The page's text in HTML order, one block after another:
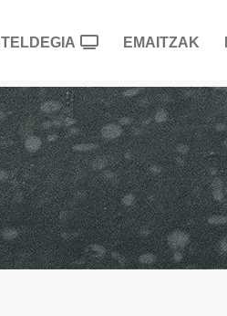
EMAITZAK